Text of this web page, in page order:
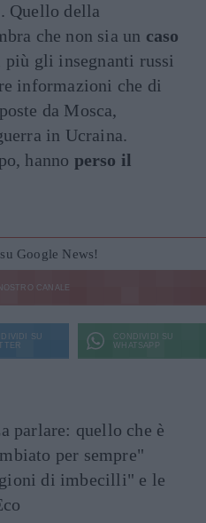
Quello della
che non sia un caso
più gli insegnanti russi
informazioni che di
da Mosca,
in Ucraina.
hanno perso il
Google News!
CANALE
SU
CONDIVIDI SU
WHATSAPP
parlare: quello che è
per sempre"
di imbecilli" e le